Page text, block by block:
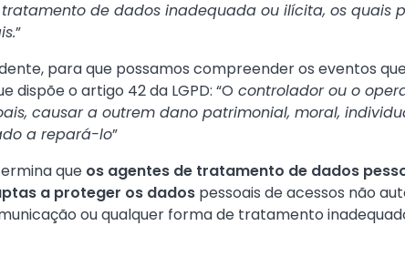
de dados inadequada ou ilícita, os quais
”
para que possamos compreender os eventos
dispõe o artigo 42 da LGPD: “O controlador ou o
causar a outrem dano patrimonial, moral,
a repará-lo”
que os agentes de tratamento de dados
a proteger os dados pessoais de acessos não
ou qualquer forma de tratamento